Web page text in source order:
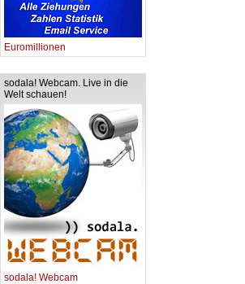
Euromillionen
sodala! Webcam. Live in die
Welt schauen!
sodala! Webcam